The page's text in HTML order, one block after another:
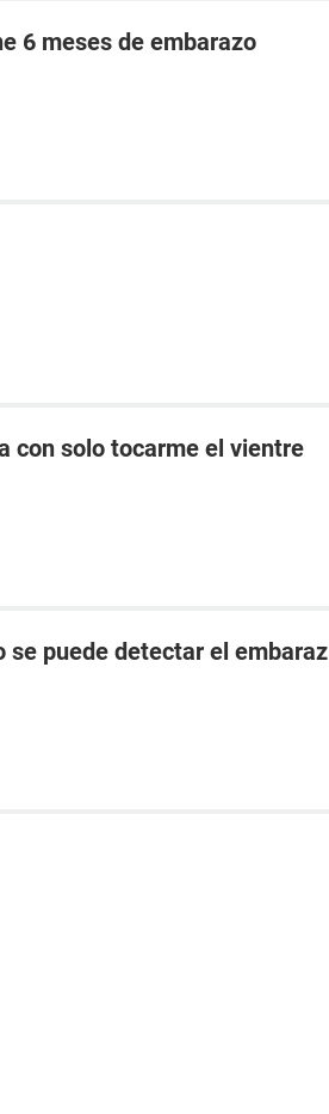
6 meses de embarazo
con solo tocarme el vientre
puede detectar el embaraz